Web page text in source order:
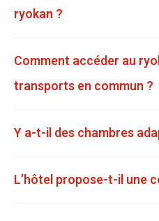
ryokan ?
Comment accéder au
transports en commun ?
Y a-t-il des chambres
L’hôtel propose-t-il une